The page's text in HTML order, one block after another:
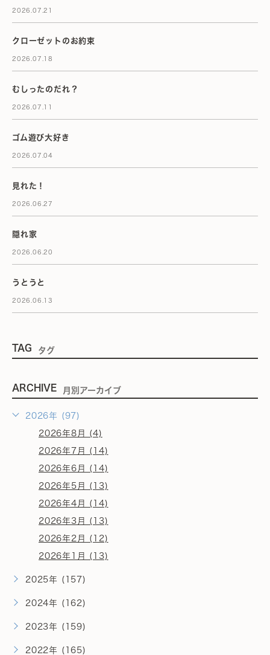
2026.07.21
クローゼットのお約束
2026.07.18
むしったのだれ？
2026.07.11
ゴム遊び大好き
2026.07.04
見れた！
2026.06.27
隠れ家
2026.06.20
うとうと
2026.06.13
TAG タグ
ARCHIVE 月別アーカイブ
2026年 (97)
2026年8月 (4)
2026年7月 (14)
2026年6月 (14)
2026年5月 (13)
2026年4月 (14)
2026年3月 (13)
2026年2月 (12)
2026年1月 (13)
2025年 (157)
2024年 (162)
2023年 (159)
2022年 (165)